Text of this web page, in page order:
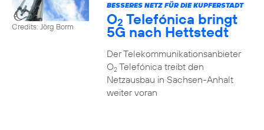
Credits: Jörg Borm
BESSERES NETZ FÜR DIE KUPFERSTADT
O2 Telefónica bringt
5G nach Hettstedt
Der Telekommunikationsanbieter
O2Telefónica treibt den
Netzausbau in Sachsen-Anhalt
weiter voran